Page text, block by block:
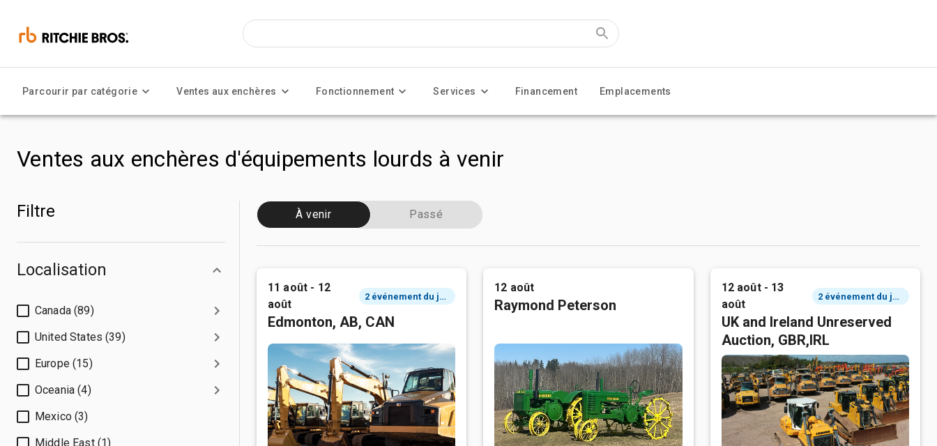
Parcourir par catégorie Ventes aux enchères Fonctionnement Services Financement Emplacements
Ventes aux enchères d'équipements lourds à venir
Filtre
Localisation
Canada (89)
United States (39)
Europe (15)
Oceania (4)
Mexico (3)
Middle East (1)
À venir Passé
11 août - 12
août
2 événement du jour
Edmonton, AB, CAN
12 août
Raymond Peterson
12 août - 13
août
2 événement du jour
UK and Ireland Unreserved
Auction, GBR,IRL